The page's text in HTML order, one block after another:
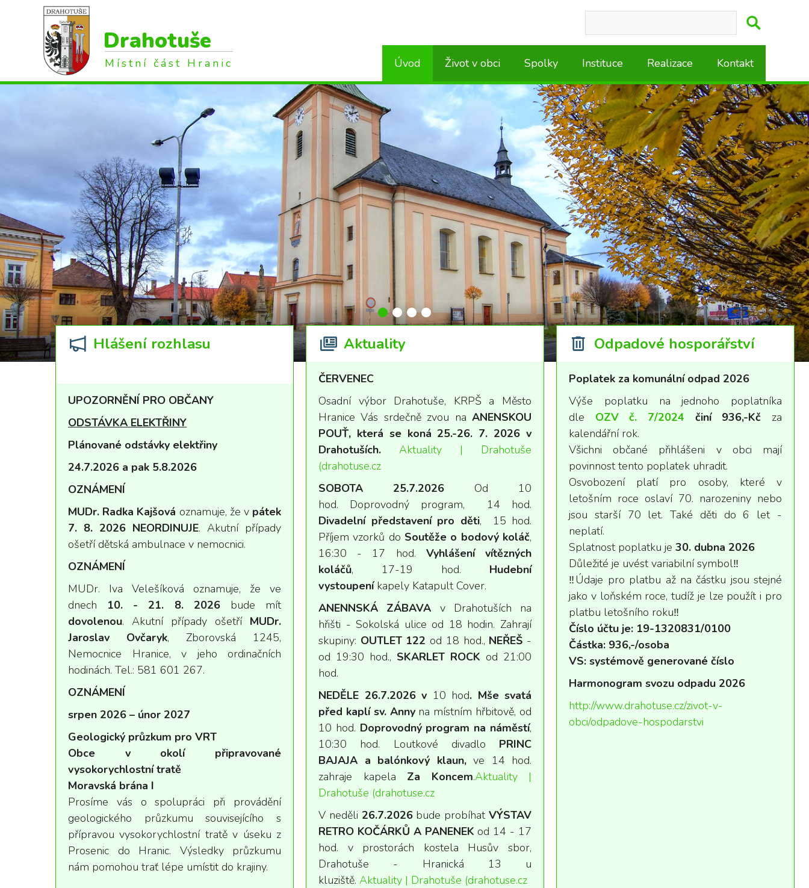
Drahotuše
Místní část Hranic Úvod Život v obci Spolky Instituce Realizace Kontakt
Hlášení rozhlasu
UPOZORNĚNÍ PRO OBČANY
ODSTÁVKA ELEKTŘINY
Plánované odstávky elektřiny
24.7.2026 a pak 5.8.2026
OZNÁMENÍ
MUDr. Radka Kajšová oznamuje, že v pátek
7. 8. 2026 NEORDINUJE. Akutní případy
ošetří dětská ambulnace v nemocnici.
OZNÁMENÍ
MUDr. Iva Velešíková oznamuje, že ve
dnech 10. - 21. 8. 2026bude mít
dovolenou. Akutní případy ošetří MUDr.
Jaroslav Ovčaryk, Zborovská 1245,
Nemocnice Hranice, v jeho ordinačních
hodinách. Tel.: 581 601 267.
OZNÁMENÍ
srpen 2026 – únor 2027
Geologický průzkum pro VRT
Obce v okolí připravované
vysokorychlostní tratě
Moravská brána I
Prosíme vás o spolupráci při provádění
geologického průzkumu souvisejícího s
přípravou vysokorychlostní tratě v úseku z
Prosenic do Hranic. Výsledky průzkumu
nám pomohou trať lépe umístit do krajiny.
Aktuality
ČERVENEC
Osadní výbor Drahotuše, KRPŠ a Město
Hranice Vás srdečně zvou na ANENSKOU
POUŤ, která se koná 25.-26. 7. 2026 v
Drahotuších. Aktuality | Drahotuše
(drahotuse.cz
SOBOTA 25.7.2026 Od 10
hod. Doprovodný program, 14 hod.
Divadelní představení pro děti, 15 hod.
Příjem vzorků do Soutěže o bodový koláč,
16:30 - 17 hod. Vyhlášení vítězných
koláčů, 17-19 hod. Hudební
vystoupeníkapely Katapult Cover.
ANENNSKÁ ZÁBAVA v Drahotuších na
hřišti - Sokolská ulice od 18 hodin. Zahrají
skupiny: OUTLET 122 od 18 hod., NEŘEŠ -
od 19:30 hod., SKARLET ROCK od 21:00
hod.
NEDĚLE 26.7.2026 v 10 hod. Mše svatá
před kaplí sv. Anny na místním hřbitově, od
10 hod. Doprovodný program na náměstí,
10:30 hod. Loutkové divadlo PRINC
BAJAJA a balónkový klaun, ve 14 hod.
zahraje kapela Za Koncem.Aktuality |
Drahotuše (drahotuse.cz
V neděli 26.7.2026bude probíhatVÝSTAV
RETRO KOČÁRKŮ A PANENEK od 14 - 17
hod. v prostorách kostela Husův sbor,
Drahotuše - Hranická 13 u
kluziště. Aktuality | Drahotuše (drahotuse.cz
Odpadové hosporářství
Poplatek za komunální odpad 2026
Výše poplatku na jednoho poplatníka
dle
OZV č. 7/2024 činí 936,-Kč
za
kalendářní rok.
Všichni občané přihlášeni v obci mají
povinnost tento poplatek uhradit.
Osvobození platí pro osoby, které v
letošním roce oslaví 70. narozeniny nebo
jsou starší 70 let. Také děti do 6 let -
neplatí.
Splatnost poplatku je 30. dubna 2026
Důležité je uvést variabilní symbol‼️
‼️Údaje pro platbu až na částku jsou stejné
jako v loňském roce, tudíž je lze použít i pro
platbu letošního roku‼️
Číslo účtu je: 19-1320831/0100
Částka: 936,-/osoba
VS: systémově generované číslo
Harmonogram svozu odpadu 2026
http://www.drahotuse.cz/zivot-v-
obci/odpadove-hospodarstvi